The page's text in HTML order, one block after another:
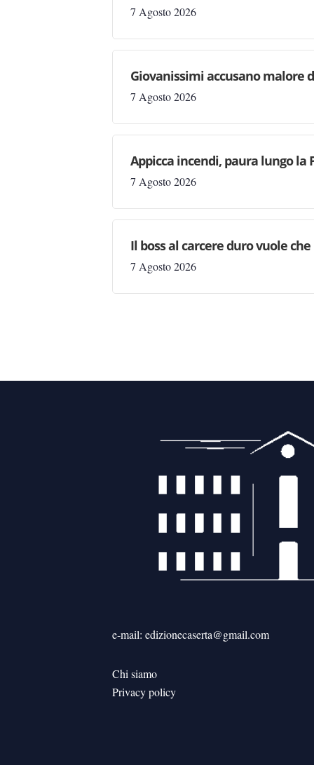
7 Agosto 2026
Giovanissimi accusano malore
7 Agosto 2026
Appicca incendi, paura lungo la
7 Agosto 2026
Il boss al carcere duro vuole
7 Agosto 2026
e-mail: edizionecaserta@gmail.com
Chi siamo
Privacy policy